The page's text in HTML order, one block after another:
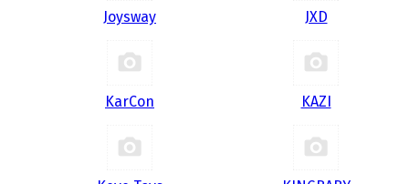
Joysway JXD
KarCon KAZI